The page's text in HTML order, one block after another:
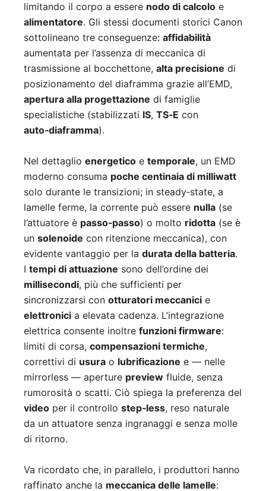
limitando il corpo a essere nodo di calcolo e
alimentatore. Gli stessi documenti storici Canon
sottolineano tre conseguenze: affidabilità
aumentata per l’assenza di meccanica di
trasmissione al bocchettone, alta precisione di
posizionamento del diaframma grazie all’EMD,
apertura alla progettazione di famiglie
specialistiche (stabilizzati IS, TS‑E con
auto‑diaframma).
Nel dettaglio energetico e temporale, un EMD
moderno consuma poche centinaia di milliwatt
solo durante le transizioni; in steady‑state, a
lamelle ferme, la corrente può essere nulla (se
l’attuatore è passo‑passo) o molto ridotta (se è
un solenoide con ritenzione meccanica), con
evidente vantaggio per la durata della batteria.
I tempi di attuazione sono dell’ordine dei
millisecondi, più che sufficienti per
sincronizzarsi con otturatori meccanici e
elettronici a elevata cadenza. L’integrazione
elettrica consente inoltre funzioni firmware:
limiti di corsa, compensazioni termiche,
correttivi di usura o lubrificazione e — nelle
mirrorless — aperture preview fluide, senza
rumorosità o scatti. Ciò spiega la preferenza del
video per il controllo step‑less, reso naturale
da un attuatore senza ingranaggi e senza molle
di ritorno.
Va ricordato che, in parallelo, i produttori hanno
raffinato anche la meccanica delle lamelle: